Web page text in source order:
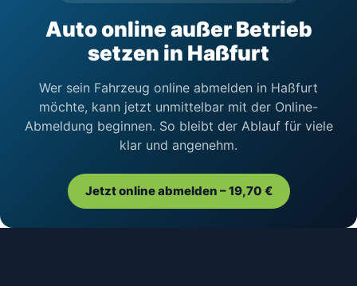
Auto online außer Betrieb
setzen in Haßfurt
Wer sein Fahrzeug online abmelden in Haßfurt
möchte, kann jetzt unmittelbar mit der Online-
Abmeldung beginnen. So bleibt der Ablauf für viele
klar und angenehm.
Jetzt online abmelden – 19,70 €